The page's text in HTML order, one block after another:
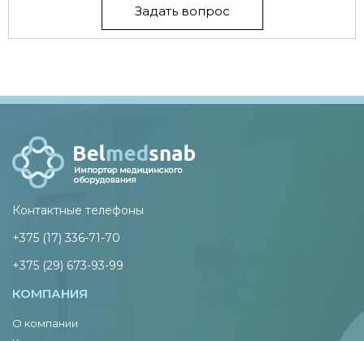
Задать вопрос
Контактные телефоны
+375 (17) 336-71-70
+375 (29) 673-93-99
КОМПАНИЯ
О компании